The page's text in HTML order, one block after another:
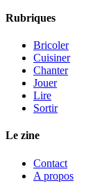
Rubriques
Bricoler
Cuisiner
Chanter
Jouer
Lire
Sortir
Le zine
Contact
A propos